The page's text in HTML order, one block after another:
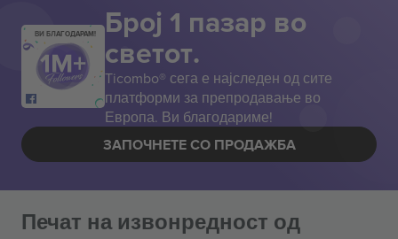
ВИ БЛАГОДАРАМ! Број 1 пазар во
светот.
Ticombo® сега е најследен од сите
платформи за препродавање во
Европа. Ви благодариме!
ЗАПОЧНЕТЕ СО ПРОДАЖБА
Печат на извонредност од